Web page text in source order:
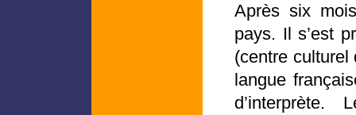
Après six
pays. Il s’est
(centre culturel
langue